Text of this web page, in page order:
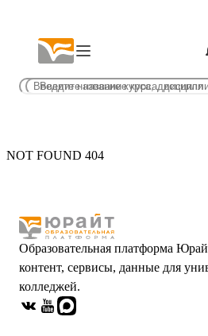
NOT FOUND 404
Образовательная платформа
контент, сервисы, данные для
колледжей.